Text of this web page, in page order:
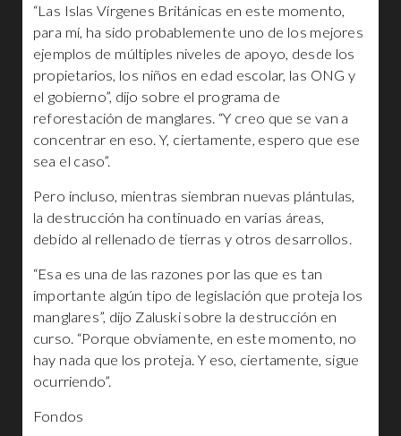
“Las Islas Vírgenes Británicas en este momento,
para mí, ha sido probablemente uno de los mejores
ejemplos de múltiples niveles de apoyo, desde los
propietarios, los niños en edad escolar, las ONG y
el gobierno”, dijo sobre el programa de
reforestación de manglares. “Y creo que se van a
concentrar en eso. Y, ciertamente, espero que ese
sea el caso”.
Pero incluso, mientras siembran nuevas plántulas,
la destrucción ha continuado en varias áreas,
debido al rellenado de tierras y otros desarrollos.
“Esa es una de las razones por las que es tan
importante algún tipo de legislación que proteja los
manglares”, dijo Zaluski sobre la destrucción en
curso. “Porque obviamente, en este momento, no
hay nada que los proteja. Y eso, ciertamente, sigue
ocurriendo”.
Fondos